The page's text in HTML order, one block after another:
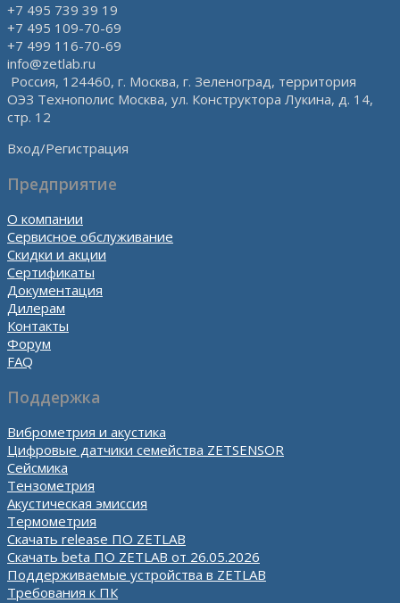
+7 495 739 39 19
+7 495 109-70-69
+7 499 116-70-69
info@zetlab.ru
Россия, 124460, г. Москва, г. Зеленоград, территория
ОЭЗ Технополис Москва, ул. Конструктора Лукина, д. 14,
стр. 12
Вход/Регистрация
Предприятие
О компании
Сервисное обслуживание
Скидки и акции
Сертификаты
Документация
Дилерам
Контакты
Форум
FAQ
Поддержка
Виброметрия и акустика
Цифровые датчики семейства ZETSENSOR
Сейсмика
Тензометрия
Акустическая эмиссия
Термометрия
Скачать release ПО ZETLAB
Скачать beta ПО ZETLAB от 26.05.2026
Поддерживаемые устройства в ZETLAB
Требования к ПК